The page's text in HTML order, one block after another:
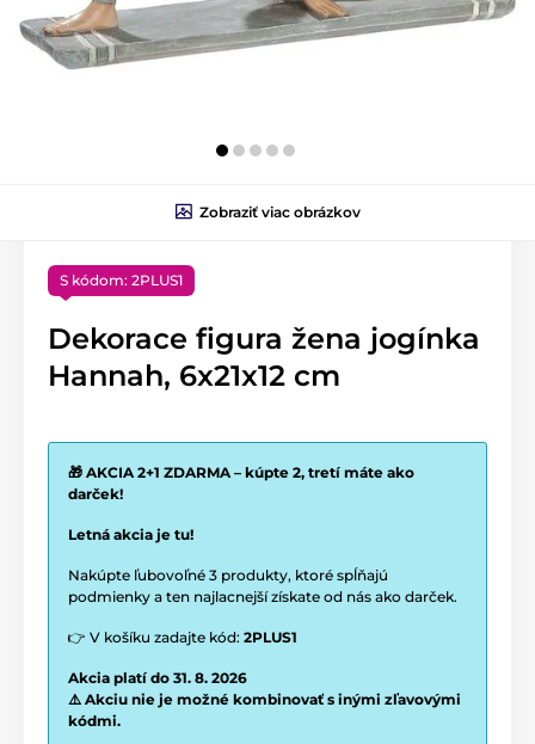
Zobraziť viac obrázkov
S kódom: 2PLUS1
Dekorace figura žena jogínka
Hannah, 6x21x12 cm
🎁 AKCIA 2+1 ZDARMA – kúpte 2, tretí máte ako
darček!
Letná akcia je tu!
Nakúpte ľubovoľné 3 produkty, ktoré spĺňajú
podmienky a ten najlacnejší získate od nás ako darček.
👉 V košíku zadajte kód: 2PLUS1
Akcia platí do 31. 8. 2026
⚠️ Akciu nie je možné kombinovať s inými zľavovými
kódmi.